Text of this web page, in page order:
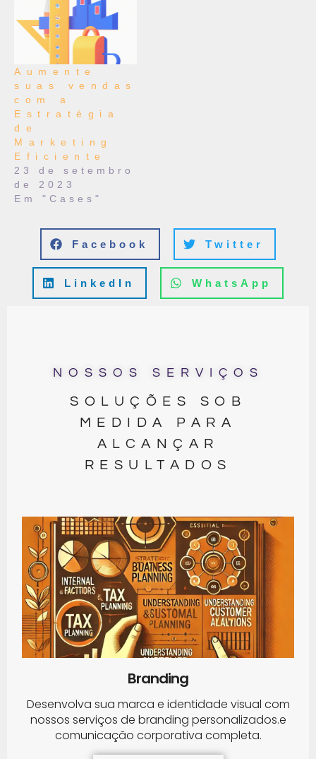
Aumente
suas vendas
com a
Estratégia
de
Marketing
Eficiente
23 de setembro
de 2023
Em "Cases"
Facebook Twitter
LinkedIn WhatsApp
NOSSOS SERVIÇOS
SOLUÇÕES SOB
MEDIDA PARA
ALCANÇAR
RESULTADOS
Branding
Desenvolva sua marca e identidade visual com
nossos serviços de branding personalizados.e
comunicação corporativa completa.